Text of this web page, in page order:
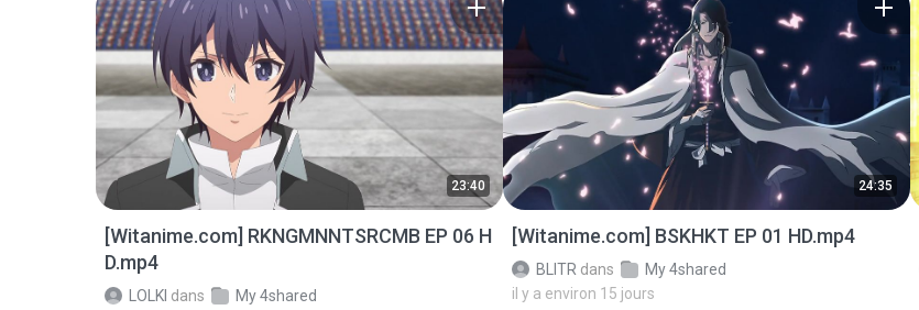
23:40
[Witanime.com] RKNGMNNTSRCMB EP 06 H
D.mp4
LOLKI dans
My 4shared
24:35
[Witanime.com] BSKHKT EP 01 HD.mp4
BLITR dans
My 4shared
il y a environ 15 jours